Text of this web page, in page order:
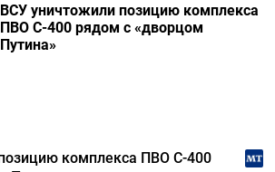
ВСУ уничтожили позицию комплекса
ПВО С-400 рядом с «дворцом
Путина»